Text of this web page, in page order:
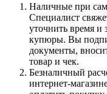
Наличные при
Специалист
уточнить время и
купюры. Вы
документы,
товар и чек.
Безналичный
интернет-